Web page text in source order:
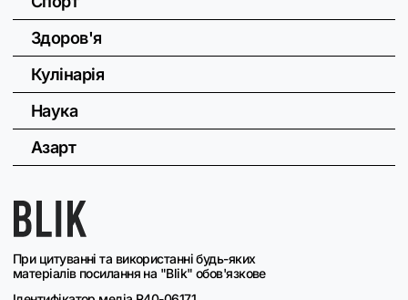
При цитуванні та використанні будь-яких
матеріалів посилання на "Blik" обов'язкове
Здоров'я
Кулінарія
Наука
Азарт